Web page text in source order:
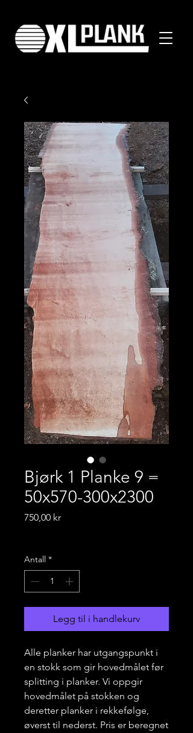
Bjørk 1 Planke 9 =
50x570-300x2300
750,00 krPris
Antall *
Legg til i handlekurv
Alle planker har utgangspunkt i
en stokk som gir hovedmålet før
splitting i planker. Vi oppgir
hovedmålet på stokken og
deretter planker i rekkefølge,
øverst til nederst. Pris er beregnet